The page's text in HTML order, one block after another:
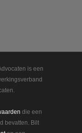
is een
die een
bevatten. Bilt